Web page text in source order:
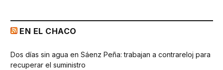
EN EL CHACO
Dos días sin agua en Sáenz Peña: trabajan a contrareloj para
recuperar el suministro